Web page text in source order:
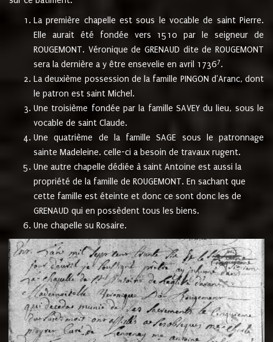
La première chapelle est sous le vocable de saint Pierre.
Elle aurait été fondée vers 1510 par le seigneur de
ROUGEMONT. Véronique de GRENAUD dite de ROUGEMONT
sera la dernière a y être ensevelie en avril 17367.
La deuxième possession de la famille PINGON d'Aranc, dont
le patron est saint Michel.
Une troisième fondée par la famille SAVEY du lieu, sous le
vocable de saint Claude.
Une quatrième de la famille SAGE sous le patronnage
sainte Madeleine. celle-ci a besoin de travaux rugent.
Une autre chapelle dédiée à saint Antoine est aussi la
propriété de la famille de ROUGEMONT. En sachant que
cette famille est éteinte et donc ce sont donc les de
GRENAUD qui en possèdent tous les biens.
Une chapelle su Rosaire.